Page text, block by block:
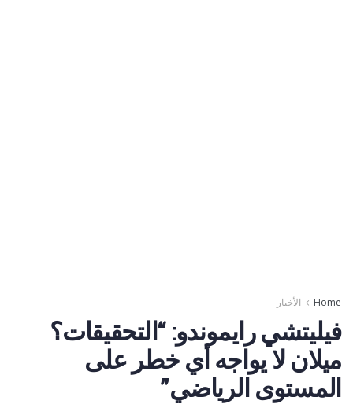
Home الأخبار
فيليتشي رايموندو: “التحقيقات؟
ميلان لا يواجه أي خطر على
المستوى الرياضي”